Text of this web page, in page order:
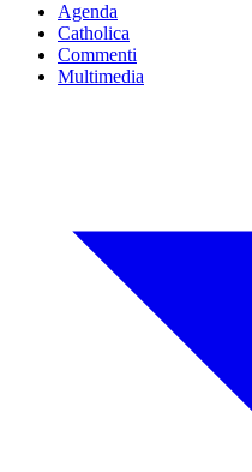
Agenda
Catholica
Commenti
Multimedia